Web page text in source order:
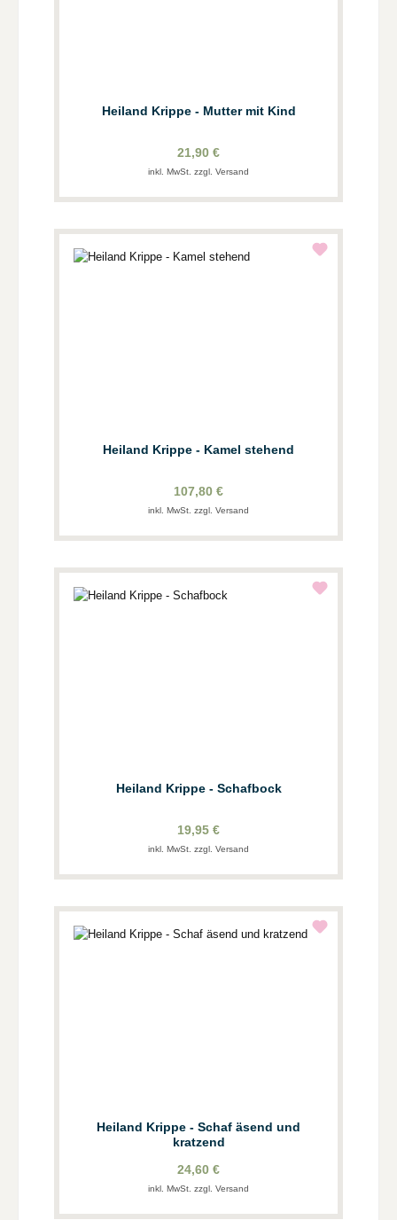
Heiland Krippe - Mutter mit Kind
21,90 €
inkl. MwSt. zzgl. Versand
Heiland Krippe - Kamel stehend
107,80 €
inkl. MwSt. zzgl. Versand
Heiland Krippe - Schafbock
19,95 €
inkl. MwSt. zzgl. Versand
Heiland Krippe - Schaf äsend und
kratzend
24,60 €
inkl. MwSt. zzgl. Versand